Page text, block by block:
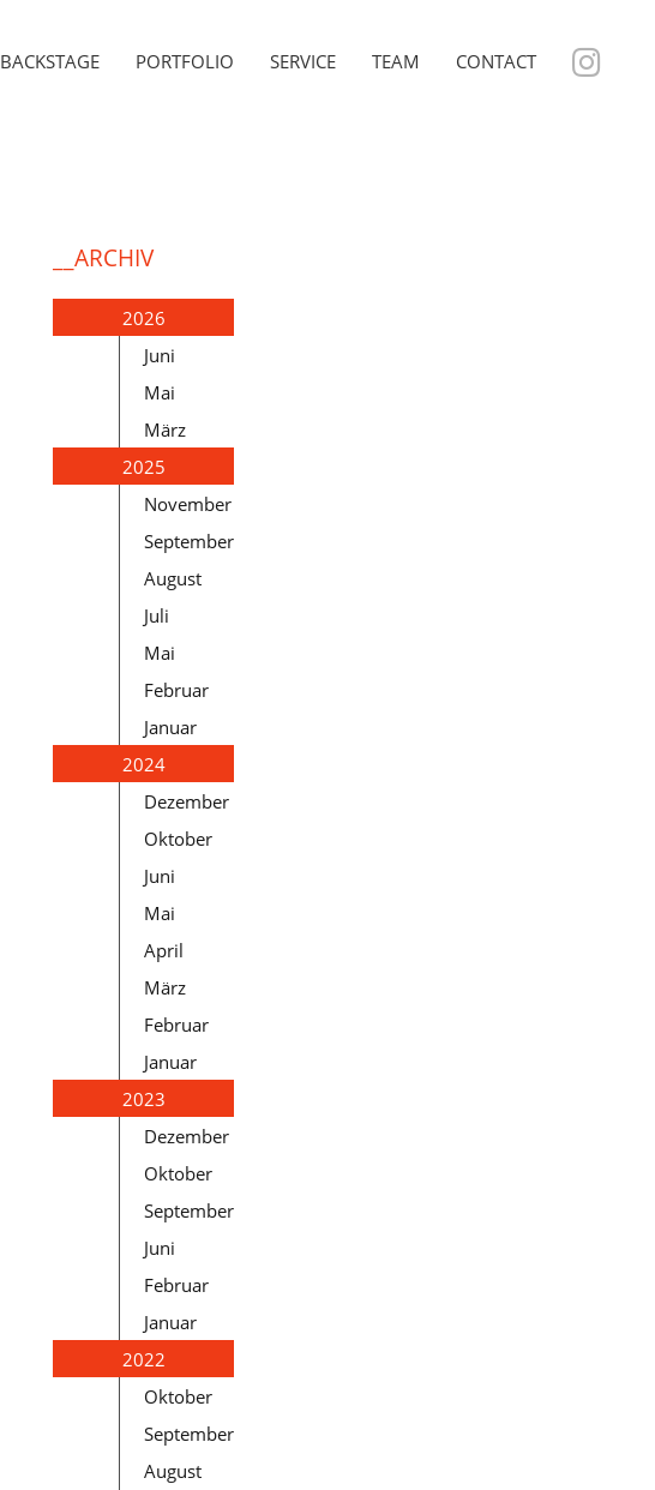
BACKSTAGE PORTFOLIO SERVICE TEAM CONTACT
__ARCHIV
2026
Juni
Mai
März
2025
November
September
August
Juli
Mai
Februar
Januar
2024
Dezember
Oktober
Juni
Mai
April
März
Februar
Januar
2023
Dezember
Oktober
September
Juni
Februar
Januar
2022
Oktober
September
August